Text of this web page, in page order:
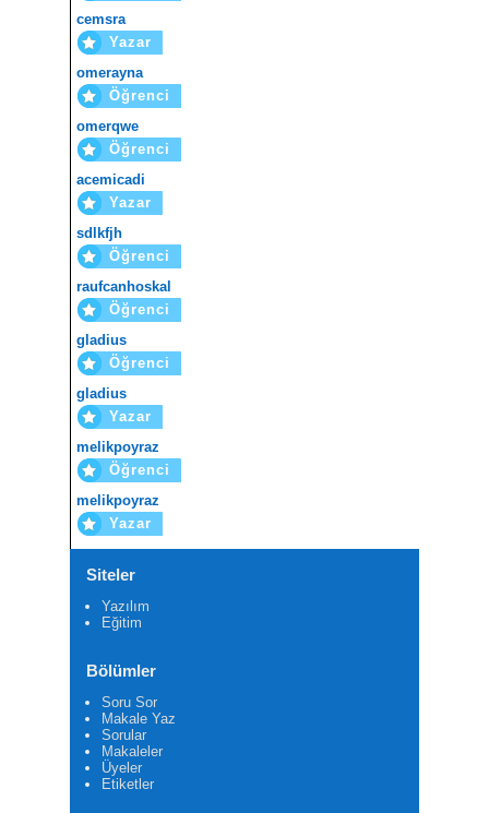
cemsra
Yazar
omerayna
Öğrenci
omerqwe
Öğrenci
acemicadi
Yazar
sdlkfjh
Öğrenci
raufcanhoskal
Öğrenci
gladius
Öğrenci
gladius
Yazar
melikpoyraz
Öğrenci
melikpoyraz
Yazar
Siteler
Yazılım
Eğitim
Bölümler
Soru Sor
Makale Yaz
Sorular
Makaleler
Üyeler
Etiketler